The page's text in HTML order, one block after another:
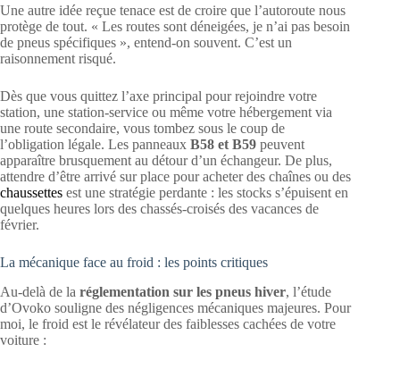
Une autre idée reçue tenace est de croire que l’autoroute nous
protège de tout. « Les routes sont déneigées, je n’ai pas besoin
de pneus spécifiques », entend-on souvent. C’est un
raisonnement risqué.
Dès que vous quittez l’axe principal pour rejoindre votre
station, une station-service ou même votre hébergement via
une route secondaire, vous tombez sous le coup de
l’obligation légale. Les panneaux B58 et B59 peuvent
apparaître brusquement au détour d’un échangeur. De plus,
attendre d’être arrivé sur place pour acheter des chaînes ou des
chaussettes est une stratégie perdante : les stocks s’épuisent en
quelques heures lors des chassés-croisés des vacances de
février.
La mécanique face au froid : les points critiques
Au-delà de la réglementation sur les pneus hiver, l’étude
d’Ovoko souligne des négligences mécaniques majeures. Pour
moi, le froid est le révélateur des faiblesses cachées de votre
voiture :